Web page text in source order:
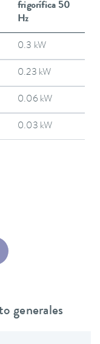
frigorífica 50
Hz
0.3 kW
0.23 kW
0.06 kW
0.03 kW
generales